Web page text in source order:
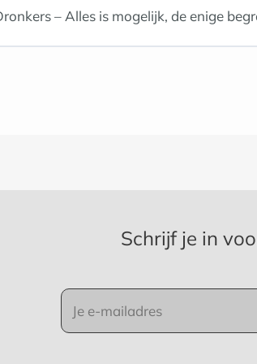
– Alles is mogelijk, de enige
Schrijf je in